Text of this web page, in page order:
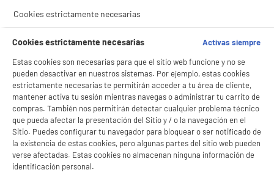
Rechazar todas
BIENVENIDO a ELECTRO
DEPOT
Con el fin de mejorar tu experiencia, y tras tu consentimiento, ELECTRO DEPOT
y sus socios utilizan cookies que procesan tus datos personales para:
- compartir contenido adaptado a tus preferencias
Cookies estrictamente necesarias
Cookies estrictamente necesarias
Activas siempre
Estas cookies son necesarias para que el sitio web funcione y no se
pueden desactivar en nuestros sistemas. Por ejemplo, estas cookies
estrictamente necesarias te permitirán acceder a tu área de cliente,
mantener activa tu sesión mientras navegas o administrar tu carrito de
compras. También nos permitirán detectar cualquier problema técnico
que pueda afectar la presentación del Sitio y / o la navegación en el
Sitio. Puedes configurar tu navegador para bloquear o ser notificado de
la existencia de estas cookies, pero algunas partes del sitio web pueden
verse afectadas. Estas cookies no almacenan ninguna información de
identificación personal.